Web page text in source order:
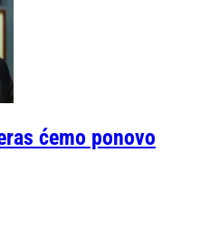
ćemo ponovo